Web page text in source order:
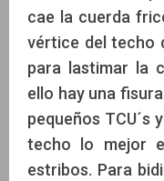
cae la cuerda
vértice del techo
para lastimar la
ello hay una
pequeños TCU´s
techo lo mejor
estribos. Para